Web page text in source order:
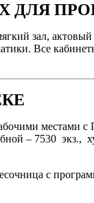
ДЛЯ
зал,
Все
местами
– 7530
с